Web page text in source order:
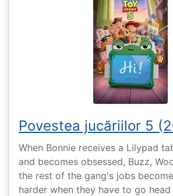
Povestea jucăriilor 5
When Bonnie receives a Lilypad
and becomes obsessed, Buzz,
the rest of the gang's jobs
harder when they have to go